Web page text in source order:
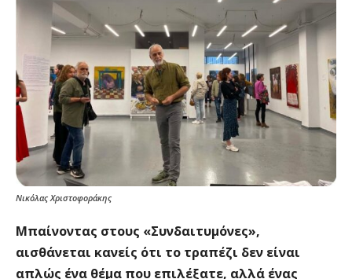
Νικόλας Χριστοφοράκης
Μπαίνοντας στους «Συνδαιτυμόνες»,
αισθάνεται κανείς ότι το τραπέζι δεν είναι
απλώς ένα θέμα που επιλέξατε, αλλά ένας